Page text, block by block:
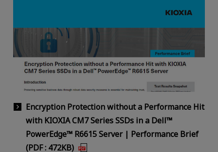
Encryption Protection without a Performance Hit
with KIOXIA CM7 Series SSDs in a Dell™
PowerEdge™ R6615 Server | Performance Brief
(PDF : 472KB)